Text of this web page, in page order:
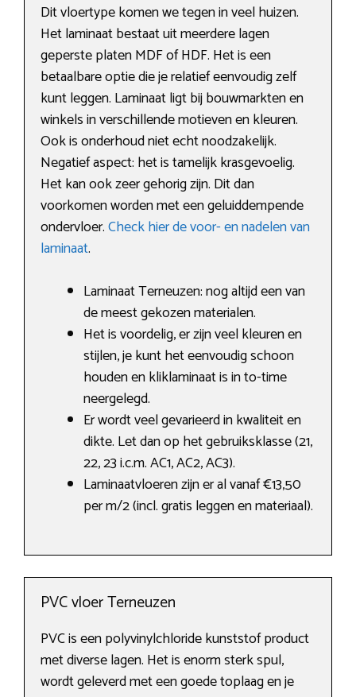
Dit vloertype komen we tegen in veel huizen.
Het laminaat bestaat uit meerdere lagen
geperste platen MDF of HDF. Het is een
betaalbare optie die je relatief eenvoudig zelf
kunt leggen. Laminaat ligt bij bouwmarkten en
winkels in verschillende motieven en kleuren.
Ook is onderhoud niet echt noodzakelijk.
Negatief aspect: het is tamelijk krasgevoelig.
Het kan ook zeer gehorig zijn. Dit dan
voorkomen worden met een geluiddempende
ondervloer.Check hier de voor- en nadelen van
laminaat.
Laminaat Terneuzen: nog altijd een van
de meest gekozen materialen.
Het is voordelig, er zijn veel kleuren en
stijlen, je kunt het eenvoudig schoon
houden en kliklaminaat is in to-time
neergelegd.
Er wordt veel gevarieerd in kwaliteit en
dikte. Let dan op het gebruiksklasse (21,
22, 23 i.c.m. AC1, AC2, AC3).
Laminaatvloeren zijn er al vanaf €13,50
per m/2 (incl. gratis leggen en materiaal).
PVC vloer Terneuzen
PVC is een polyvinylchloride kunststof product
met diverse lagen. Het is enorm sterk spul,
wordt geleverd met een goede toplaag en je